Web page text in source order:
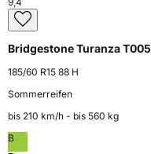
Bridgestone Turanza T005
185/60 R15 88 H
Sommerreifen
bis 210 km⁠/⁠h - bis 560 kg
B